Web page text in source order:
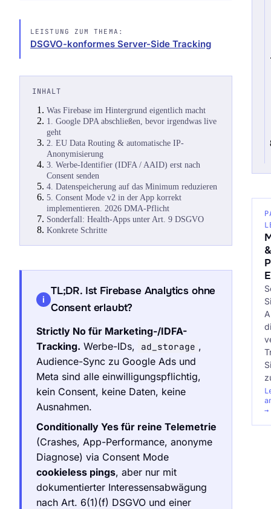
LEISTUNG ZUM THEMA:
DSGVO-konformes Server-Side Tracking
INHALT
Was Firebase im Hintergrund eigentlich macht
1. Google DPA abschließen, bevor irgendwas live
geht
2. EU Data Routing & automatische IP-
Anonymisierung
3. Werbe-Identifier (IDFA / AAID) erst nach
Consent senden
4. Datenspeicherung auf das Minimum reduzieren
5. Consent Mode v2 in der App korrekt
implementieren. 2026 DMA-Pflicht
Sonderfall: Health-Apps unter Art. 9 DSGVO
Konkrete Schritte
i
TL;DR. Ist Firebase Analytics ohne
Consent erlaubt?
Strictly No für Marketing-/IDFA-
Tracking. Werbe-IDs, ad_storage ,
Audience-Sync zu Google Ads und
Meta sind alle einwilligungspflichtig,
kein Consent, keine Daten, keine
Ausnahmen.
Conditionally Yes für reine Telemetrie
(Crashes, App-Performance, anonyme
Diagnose) via Consent Mode
cookieless pings, aber nur mit
dokumentierter Interessensabwägung
nach Art. 6(1)(f) DSGVO und einer
&
→